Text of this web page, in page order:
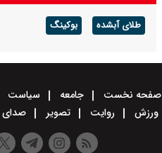
طلای آبشده بوکینگ
صفحه نخست جامعه سیاست
ورزش
روایت تصویر